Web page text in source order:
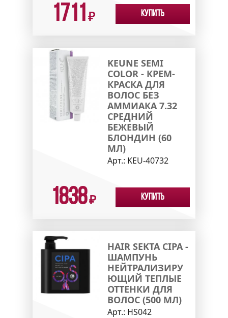
1711 ₽ Купить
KEUNE SEMI
COLOR - КРЕМ-
КРАСКА ДЛЯ
ВОЛОС БЕЗ
АММИАКА 7.32
СРЕДНИЙ
БЕЖЕВЫЙ
БЛОНДИН (60
МЛ)
Арт.: KEU-40732
1838₽ Купить
HAIR SEKTA CIPA -
ШАМПУНЬ
НЕЙТРАЛИЗИРУ
ЮЩИЙ ТЕПЛЫЕ
ОТТЕНКИ ДЛЯ
ВОЛОС (500 МЛ)
Арт.: HS042